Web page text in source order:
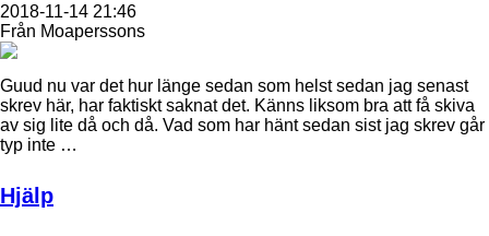
2018-11-14 21:46
Från Moaperssons
Guud nu var det hur länge sedan som helst sedan jag senast
skrev här, har faktiskt saknat det. Känns liksom bra att få skiva
av sig lite då och då. Vad som har hänt sedan sist jag skrev går
typ inte …
Hjälp